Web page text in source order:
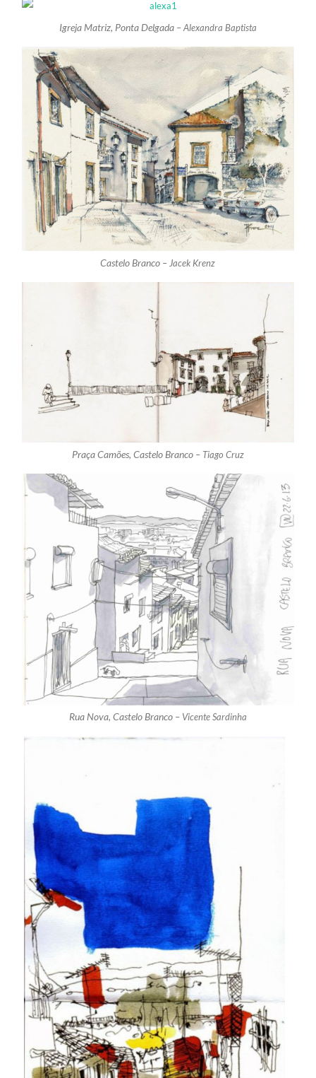
Igreja Matriz, Ponta Delgada –Alexandra Baptista
Castelo Branco – Jacek Krenz
Praça Camões, Castelo Branco – Tiago Cruz
Rua Nova, Castelo Branco – Vicente Sardinha